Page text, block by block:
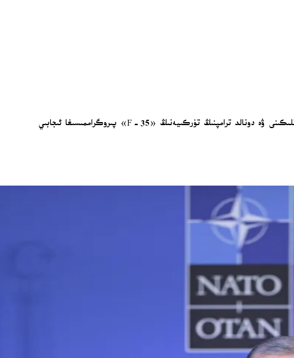
جۇمھۇر رەئىس ئەردوغان ئەنقەرەدە ئۆتكۈزۈلگەن شىمالىي ئاتلانتىك ئەھدى تەشكىلاتى - ناتو باشلىقلار يىغىنىنىڭ ئىتتىپاقنىڭ بىرلىكىنى كۈچەيتكەنلىكىنى ۋە دونالد ترامپنىڭ تۈركىيەنىڭ «F-35» پىروگراممىسىغا ئىجابىي